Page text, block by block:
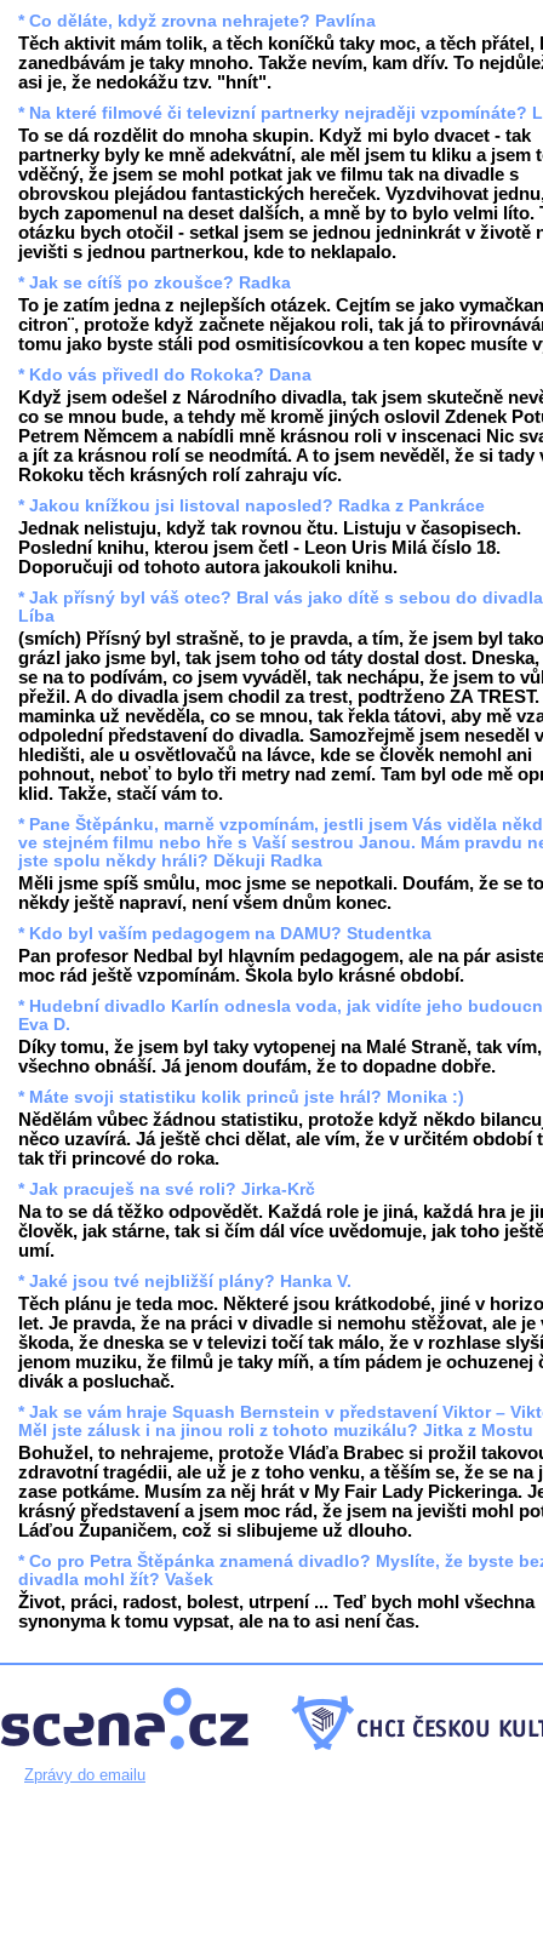
* Co děláte, když zrovna nehrajete? Pavlína
Těch aktivit mám tolik, a těch koníčků taky moc, a těch přátel,
zanedbávám je taky mnoho. Takže nevím, kam dřív. To
asi je, že nedokážu tzv. "hnít".
* Na které filmové či televizní partnerky nejraději vzpomínáte?
To se dá rozdělit do mnoha skupin. Když mi bylo dvacet - tak
partnerky byly ke mně adekvátní, ale měl jsem tu kliku a jsem
vděčný, že jsem se mohl potkat jak ve filmu tak na divadle s
obrovskou plejádou fantastických hereček. Vyzdvihovat
bych zapomenul na deset dalších, a mně by to bylo velmi líto.
otázku bych otočil - setkal jsem se jednou jedninkrát v životě
jevišti s jednou partnerkou, kde to neklapalo.
* Jak se cítíš po zkoušce? Radka
To je zatím jedna z nejlepších otázek. Cejtím se jako
citron¨, protože když začnete nějakou roli, tak já to
tomu jako byste stáli pod osmitisícovkou a ten kopec musíte
* Kdo vás přivedl do Rokoka? Dana
Když jsem odešel z Národního divadla, tak jsem skutečně
co se mnou bude, a tehdy mě kromě jiných oslovil Zdenek
Petrem Němcem a nabídli mně krásnou roli v inscenaci Nic
a jít za krásnou rolí se neodmítá. A to jsem nevěděl, že si tady
Rokoku těch krásných rolí zahraju víc.
* Jakou knížkou jsi listoval naposled? Radka z Pankráce
Jednak nelistuju, když tak rovnou čtu. Listuju v časopisech.
Poslední knihu, kterou jsem četl - Leon Uris Milá číslo 18.
Doporučuji od tohoto autora jakoukoli knihu.
* Jak přísný byl váš otec? Bral vás jako dítě s sebou do
Líba
(smích) Přísný byl strašně, to je pravda, a tím, že jsem byl
grázl jako jsme byl, tak jsem toho od táty dostal dost.
se na to podívám, co jsem vyváděl, tak nechápu, že jsem to
přežil. A do divadla jsem chodil za trest, podtrženo ZA
maminka už nevěděla, co se mnou, tak řekla tátovi, aby mě
odpolední představení do divadla. Samozřejmě jsem neseděl v
hledišti, ale u osvětlovačů na lávce, kde se člověk nemohl ani
pohnout, neboť to bylo tři metry nad zemí. Tam byl ode mě
klid. Takže, stačí vám to.
* Pane Štěpánku, marně vzpomínám, jestli jsem Vás viděla
ve stejném filmu nebo hře s Vaší sestrou Janou. Mám pravdu
jste spolu někdy hráli? Děkuji Radka
Měli jsme spíš smůlu, moc jsme se nepotkali. Doufám, že se to
někdy ještě napraví, není všem dnům konec.
* Kdo byl vaším pedagogem na DAMU? Studentka
Pan profesor Nedbal byl hlavním pedagogem, ale na pár
moc rád ještě vzpomínám. Škola bylo krásné období.
* Hudební divadlo Karlín odnesla voda, jak vidíte jeho
Eva D.
Díky tomu, že jsem byl taky vytopenej na Malé Straně, tak
všechno obnáší. Já jenom doufám, že to dopadne dobře.
* Máte svoji statistiku kolik princů jste hrál? Monika :)
Nědělám vůbec žádnou statistiku, protože když někdo
něco uzavírá. Já ještě chci dělat, ale vím, že v určitém období
tak tři princové do roka.
* Jak pracuješ na své roli? Jirka-Krč
Na to se dá těžko odpovědět. Každá role je jiná, každá hra je
člověk, jak stárne, tak si čím dál více uvědomuje, jak toho
umí.
* Jaké jsou tvé nejbližší plány? Hanka V.
Těch plánu je teda moc. Některé jsou krátkodobé, jiné v
let. Je pravda, že na práci v divadle si nemohu stěžovat, ale je
škoda, že dneska se v televizi točí tak málo, že v rozhlase
jenom muziku, že filmů je taky míň, a tím pádem je ochuzenej
divák a posluchač.
* Jak se vám hraje Squash Bernstein v představení Viktor –
Měl jste zálusk i na jinou roli z tohoto muzikálu? Jitka z Mostu
Bohužel, to nehrajeme, protože Vláďa Brabec si prožil
zdravotní tragédii, ale už je z toho venku, a těším se, že se na
zase potkáme. Musím za něj hrát v My Fair Lady Pickeringa.
krásný představení a jsem moc rád, že jsem na jevišti mohl
Láďou Županičem, což si slibujeme už dlouho.
* Co pro Petra Štěpánka znamená divadlo? Myslíte, že byste
divadla mohl žít? Vašek
Život, práci, radost, bolest, utrpení ... Teď bych mohl všechna
synonyma k tomu vypsat, ale na to asi není čas.
Zprávy do emailu